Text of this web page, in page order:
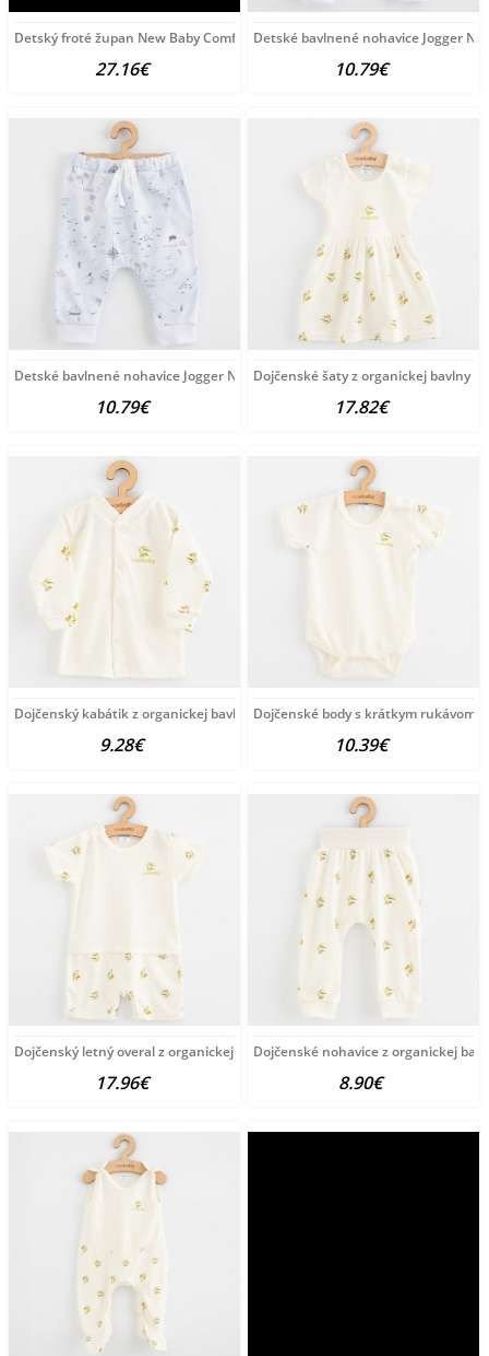
Detský froté župan New Baby Comfortably beige béžová
27.16€
Detské bavlnené nohavice Jogger
10.79€
Detské bavlnené nohavice Jogger New Baby For Babies ocean
10.79€
Dojčenské šaty z organickej bavlny
17.82€
Dojčenský kabátik z organickej bavlny New Baby Olivy
9.28€
Dojčenské body s krátkym rukávom
10.39€
Dojčenský letný overal z organickej bavlny New Baby Olivy
17.96€
Dojčenské nohavice z organickej
8.90€